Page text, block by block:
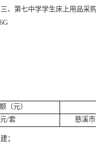
、第七中学学生床上用品采
（元）
元/套 慈溪
；